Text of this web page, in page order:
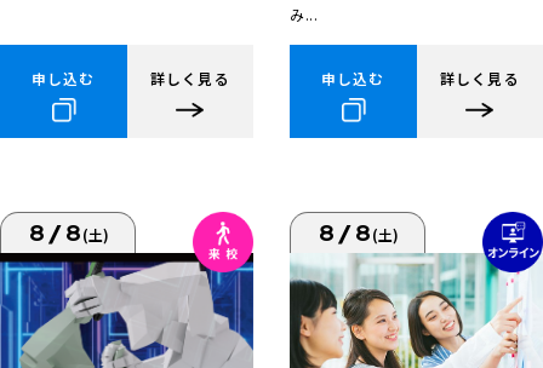
申し込む 詳しく見る
み...
申し込む 詳しく見る
8/8(土) 8/8(土)